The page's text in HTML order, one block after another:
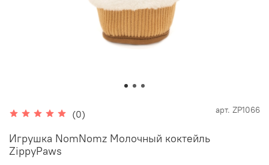
(0) арт. ZP1066
Игрушка NomNomz Молочный коктейль
ZippyPaws